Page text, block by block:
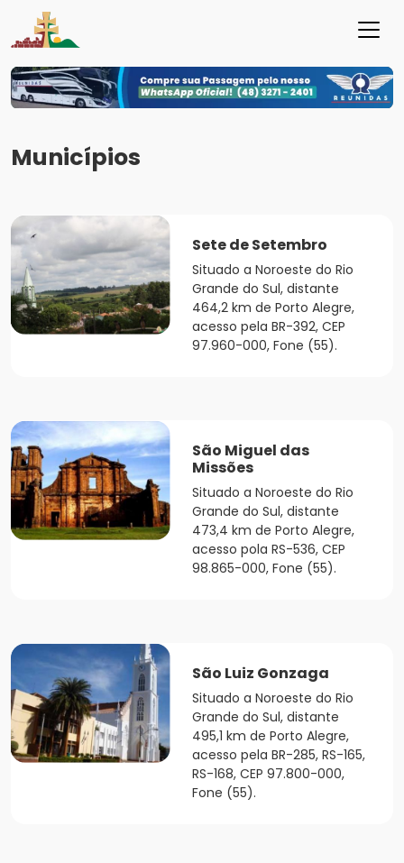
Municípios
Sete de Setembro
Situado a Noroeste do Rio
Grande do Sul, distante
464,2 km de Porto Alegre,
acesso pela BR-392, CEP
97.960-000, Fone (55).
São Miguel das
Missões
Situado a Noroeste do Rio
Grande do Sul, distante
473,4 km de Porto Alegre,
acesso pola RS-536, CEP
98.865-000, Fone (55).
São Luiz Gonzaga
Situado a Noroeste do Rio
Grande do Sul, distante
495,1 km de Porto Alegre,
acesso pela BR-285, RS-165,
RS-168, CEP 97.800-000,
Fone (55).